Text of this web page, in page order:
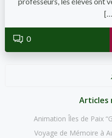
0
Articles
Animation Îles de Paix
Voyage de Mémoire à